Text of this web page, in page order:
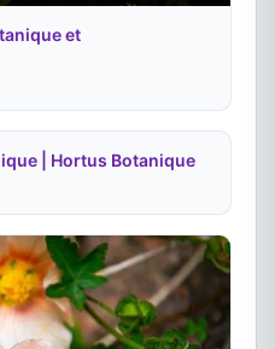
et
| Hortus Botanique